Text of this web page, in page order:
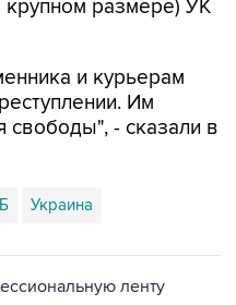
и курьерам
- сказали в
новостей сайта